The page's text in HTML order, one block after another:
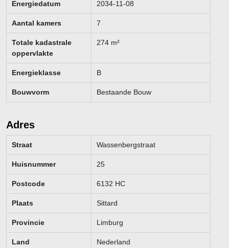
Energiedatum 2034-11-08
Aantal kamers 7
Totale kadastrale
oppervlakte
274 m²
Energieklasse B
Bouwvorm Bestaande Bouw
Adres
Straat Wassenbergstraat
Huisnummer 25
Postcode 6132 HC
Plaats Sittard
Provincie Limburg
Land Nederland